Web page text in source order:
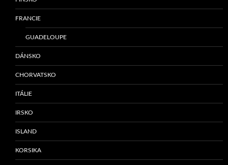
FRANCIE
GUADELOUPE
DÁNSKO
CHORVATSKO
ITÁLIE
IRSKO
ISLAND
KORSIKA